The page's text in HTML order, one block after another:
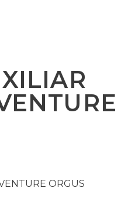
ORGUS